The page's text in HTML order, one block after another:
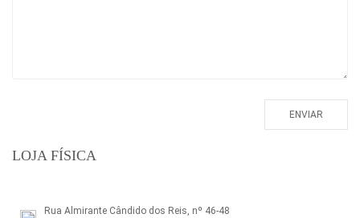
LOJA FÍSICA
Rua Almirante Cândido dos Reis, nº 46-48